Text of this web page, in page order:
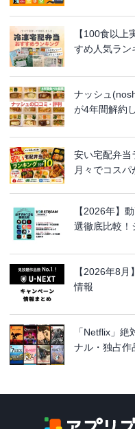
【100食以
すめ人気ラン
ナッシュ
が4年間解約
安い宅配弁当
月々でコスパ
【2026年】
選徹底比較！
【2026年8
情報
「Netflix」
ナル・独占作